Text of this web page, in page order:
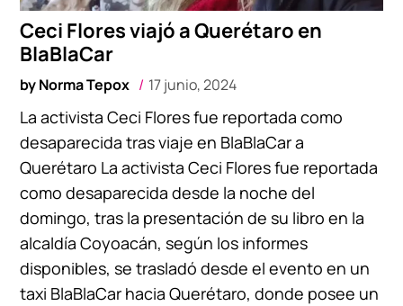
Ceci Flores viajó a Querétaro en
BlaBlaCar
byNorma Tepox 17 junio, 2024
La activista Ceci Flores fue reportada como
desaparecida tras viaje en BlaBlaCar a
Querétaro La activista Ceci Flores fue reportada
como desaparecida desde la noche del
domingo, tras la presentación de su libro en la
alcaldía Coyoacán, según los informes
disponibles, se trasladó desde el evento en un
taxi BlaBlaCar hacia Querétaro, donde posee un